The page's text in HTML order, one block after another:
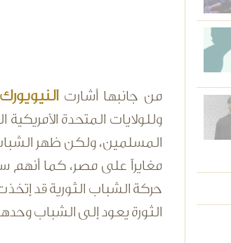
من جانبها أشارت
وللولايات المتحدة
المسلمين، ولكن ظهر
مغايراً على مصر، كما أنهم
حركة الشباب الثورية قد
الثورة يعود إلى الشباب